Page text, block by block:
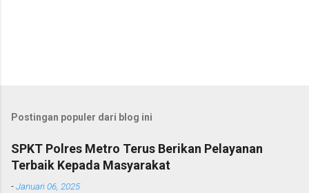
Postingan populer dari blog ini
SPKT Polres Metro Terus Berikan Pelayanan
Terbaik Kepada Masyarakat
-Januari 06, 2025